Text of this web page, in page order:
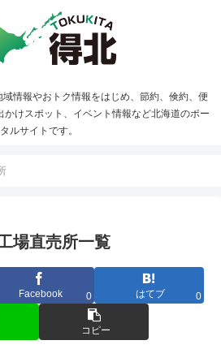
情報やおトク情報をはじめ、節約、倹約、便
けスポット、イベント情報など北海道のポー
タルサイトです。
場直売所一覧
Facebook 0 はてブ 0
コピー